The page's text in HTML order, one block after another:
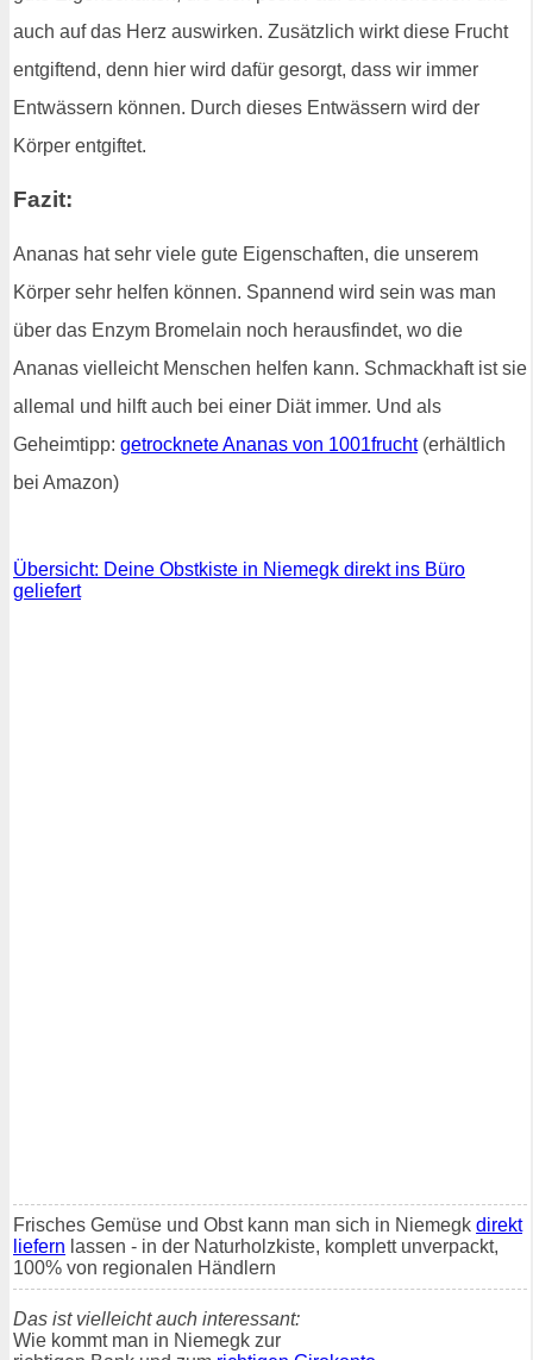
auch auf das Herz auswirken. Zusätzlich wirkt diese Frucht
entgiftend, denn hier wird dafür gesorgt, dass wir immer
Entwässern können. Durch dieses Entwässern wird der
Körper entgiftet.
Fazit:
Ananas hat sehr viele gute Eigenschaften, die unserem
Körper sehr helfen können. Spannend wird sein was man
über das Enzym Bromelain noch herausfindet, wo die
Ananas vielleicht Menschen helfen kann. Schmackhaft ist sie
allemal und hilft auch bei einer Diät immer. Und als
Geheimtipp: getrocknete Ananas von 1001frucht(erhältlich
bei Amazon)
Übersicht: Deine Obstkiste in Niemegk direkt ins Büro
geliefert
Frisches Gemüse und Obst kann man sich in Niemegk direkt
liefern lassen - in der Naturholzkiste, komplett unverpackt,
100% von regionalen Händlern
Das ist vielleicht auch interessant:
Wie kommt man in Niemegk zur